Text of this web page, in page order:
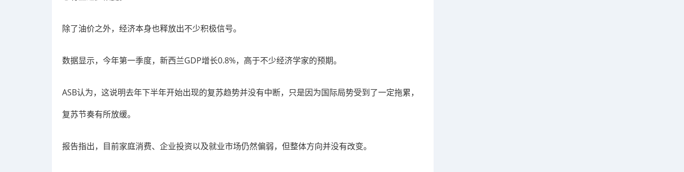
除了油价之外，经济本身也释放出不少积极信号。
数据显示，今年第一季度，新西兰GDP增长0.8%，高于不少经济学家的预期。
ASB认为，这说明去年下半年开始出现的复苏趋势并没有中断，只是因为国际局势受到了一定拖累，
复苏节奏有所放缓。
报告指出，目前家庭消费、企业投资以及就业市场仍然偏弱，但整体方向并没有改变。